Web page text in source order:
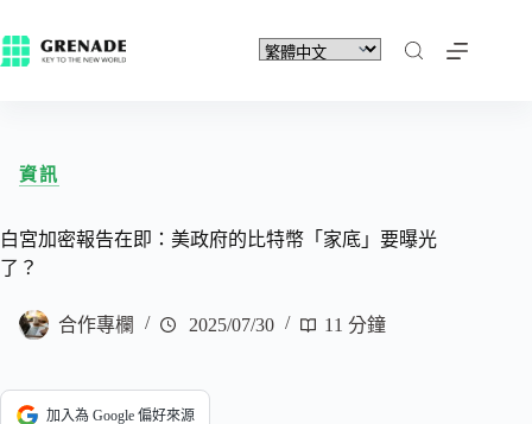
資訊
白宮加密報告在即：美政府的比特幣「家底」要曝光
了？
合作專欄 2025/07/30 11 分鐘
加入為 Google 偏好來源